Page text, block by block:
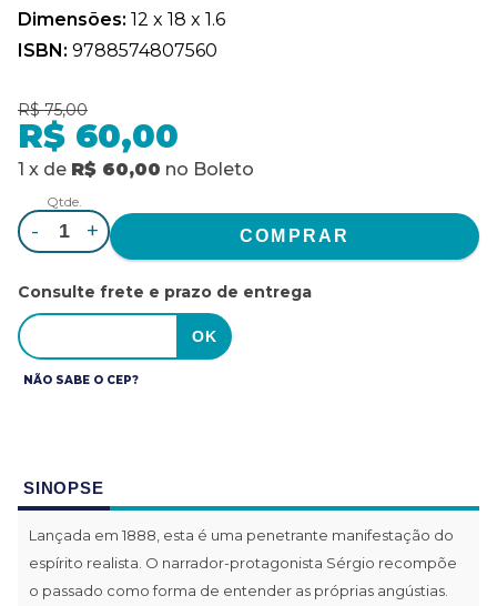
Dimensões: 12 x 18 x 1.6
ISBN: 9788574807560
R$ 75,00
R$ 60,00
1 x de R$ 60,00 no Boleto
Qtde.
- +
Consulte frete e prazo de entrega
NÃO SABE O CEP?
SINOPSE
Lançada em 1888, esta é uma penetrante manifestação do
espírito realista. O narrador-protagonista Sérgio recompõe
o passado como forma de entender as próprias angústias.